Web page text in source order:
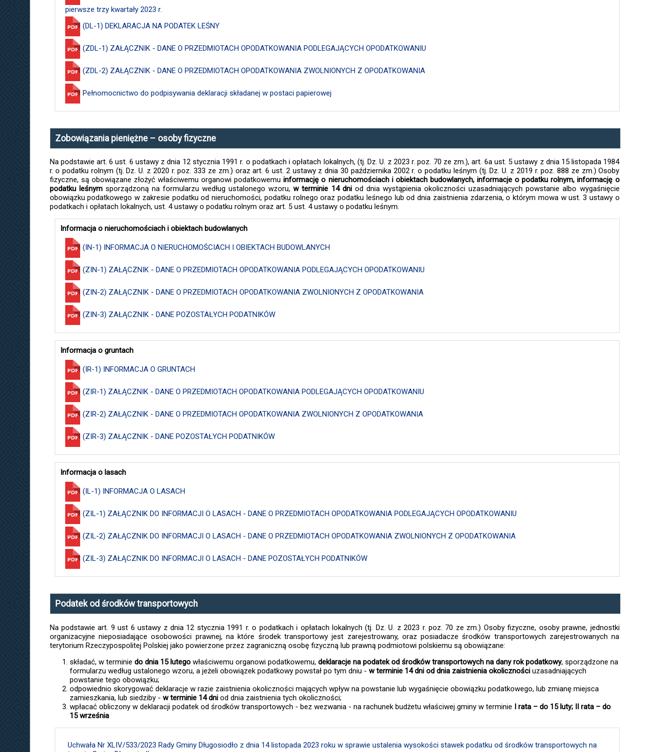
pierwsze trzy kwartały 2023 r.
(DL-1) DEKLARACJA NA PODATEK LEŚNY
(ZDL-1) ZAŁĄCZNIK - DANE O PRZEDMIOTACH OPODATKOWANIA PODLEGAJĄCYCH OPODATKOWANIU
(ZDL-2) ZAŁĄCZNIK - DANE O PRZEDMIOTACH OPODATKOWANIA ZWOLNIONYCH Z OPODATKOWANIA
Pełnomocnictwo do podpisywania deklaracji składanej w postaci papierowej
Zobowiązania pieniężne – osoby fizyczne
Na podstawie art. 6 ust. 6 ustawy z dnia 12 stycznia 1991 r. o podatkach i opłatach lokalnych, (tj. Dz. U. z 2023 r. poz. 70 ze zm.), art. 6a ust. 5 ustawy z dnia 15 listopada 1984
r. o podatku rolnym (tj. Dz. U. z 2020 r. poz. 333 ze zm.) oraz art. 6 ust. 2 ustawy z dnia 30 października 2002 r. o podatku leśnym (tj. Dz. U. z 2019 r. poz. 888 ze zm.) Osoby
fizyczne, są obowiązane złożyć właściwemu organowi podatkowemuinformację o nieruchomościach i obiektach budowlanych, informacje o podatku rolnym, informację o
podatku leśnymsporządzoną na formularzu według ustalonego wzoru,w terminie 14 dniod dnia wystąpienia okoliczności uzasadniających powstanie albo wygaśnięcie
obowiązku podatkowego w zakresie podatku od nieruchomości, podatku rolnego oraz podatku leśnego lub od dnia zaistnienia zdarzenia, o którym mowa w ust. 3 ustawy o
podatkach i opłatach lokalnych, ust. 4 ustawy o podatku rolnym oraz art. 5 ust. 4 ustawy o podatku leśnym.
Informacja o nieruchomościach i obiektach budowlanych
(IN-1) INFORMACJA O NIERUCHOMOŚCIACH I OBIEKTACH BUDOWLANYCH
(ZIN-1) ZAŁĄCZNIK - DANE O PRZEDMIOTACH OPODATKOWANIA PODLEGAJĄCYCH OPODATKOWANIU
(ZIN-2) ZAŁĄCZNIK - DANE O PRZEDMIOTACH OPODATKOWANIA ZWOLNIONYCH Z OPODATKOWANIA
(ZIN-3) ZAŁĄCZNIK - DANE POZOSTAŁYCH PODATNIKÓW
Informacja o gruntach
(IR-1) INFORMACJA O GRUNTACH
(ZIR-1) ZAŁĄCZNIK - DANE O PRZEDMIOTACH OPODATKOWANIA PODLEGAJĄCYCH OPODATKOWANIU
(ZIR-2) ZAŁĄCZNIK - DANE O PRZEDMIOTACH OPODATKOWANIA ZWOLNIONYCH Z OPODATKOWANIA
(ZIR-3) ZAŁĄCZNIK - DANE POZOSTAŁYCH PODATNIKÓW
Informacja o lasach
(IL-1) INFORMACJA O LASACH
(ZIL-1) ZAŁĄCZNIK DO INFORMACJI O LASACH - DANE O PRZEDMIOTACH OPODATKOWANIA PODLEGAJĄCYCH OPODATKOWANIU
(ZIL-2) ZAŁĄCZNIK DO INFORMACJI O LASACH - DANE O PRZEDMIOTACH OPODATKOWANIA ZWOLNIONYCH Z OPODATKOWANIA
(ZIL-3) ZAŁĄCZNIK DO INFORMACJI O LASACH - DANE POZOSTAŁYCH PODATNIKÓW
Podatek od środków transportowych
Na podstawie art. 9 ust 6 ustawy z dnia 12 stycznia 1991 r. o podatkach i opłatach lokalnych (tj. Dz. U. z 2023 r. poz. 70 ze zm.) Osoby fizyczne, osoby prawne, jednostki
organizacyjne nieposiadające osobowości prawnej, na które środek transportowy jest zarejestrowany, oraz posiadacze środków transportowych zarejestrowanych na
terytorium Rzeczypospolitej Polskiej jako powierzone przez zagraniczną osobę fizyczną lub prawną podmiotowi polskiemu są obowiązane:
składać, w terminie do dnia 15 lutegowłaściwemu organowi podatkowemu, deklaracje na podatek od środków transportowych na dany rok podatkowy, sporządzone na
formularzu według ustalonego wzoru, a jeżeli obowiązek podatkowy powstał po tym dniu - w terminie 14 dni od dnia zaistnienia okolicznościuzasadniających
powstanie tego obowiązku;
odpowiednio skorygować deklaracje w razie zaistnienia okoliczności mających wpływ na powstanie lub wygaśnięcie obowiązku podatkowego, lub zmianę miejsca
zamieszkania, lub siedziby - w terminie 14 dniod dnia zaistnienia tych okoliczności;
wpłacać obliczony w deklaracji podatek od środków transportowych - bez wezwania - na rachunek budżetu właściwej gminy w terminie I rata – do 15 luty; II rata – do
15 września
Uchwała Nr XLIV/533/2023 Rady Gminy Długosiodło z dnia 14 listopada 2023 roku w sprawie ustalenia wysokości stawek podatku od środków transportowych na